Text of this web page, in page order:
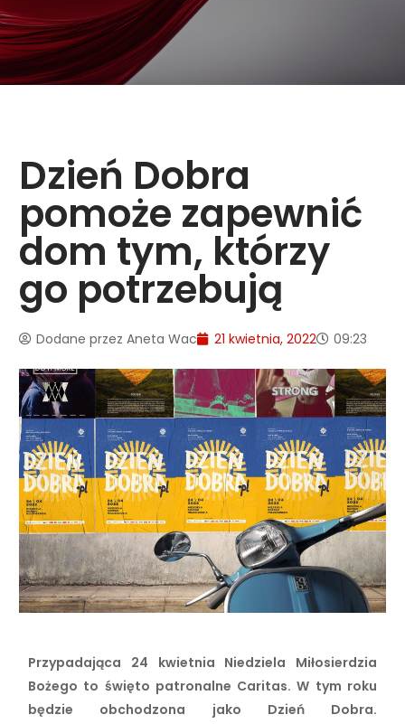
Dzień Dobra
pomoże zapewnić
dom tym, którzy
go potrzebują
Dodane przez Aneta Wac 21 kwietnia, 2022 09:23
Przypadająca 24 kwietnia Niedziela Miłosierdzia
Bożego to święto patronalne Caritas. W tym roku
będzie obchodzona jako Dzień Dobra.